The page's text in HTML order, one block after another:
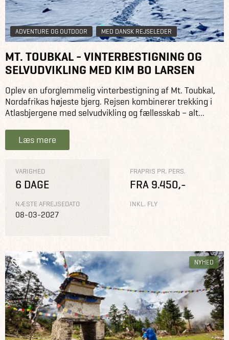
ADVENTURE OG OUTDOOR MED DANSK REJSELEDER
MT. TOUBKAL - VINTERBESTIGNING OG
SELVUDVIKLING MED KIM BO LARSEN
Oplev en uforglemmelig vinterbestigning af Mt. Toubkal,
Nordafrikas højeste bjerg. Rejsen kombinerer trekking i
Atlasbjergene med selvudvikling og fællesskab – alt...
Læs mere
VARIGHED
6 DAGE
NÆSTE AFREJSEDATO
08-03-2027
FRAPRIS PR. PERS.
FRA 9.450,-
INKL. FLY
NYHED